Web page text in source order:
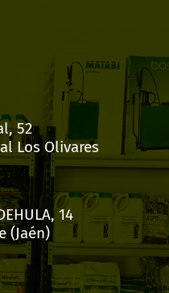
52
Los Olivares
14
(Jaén)